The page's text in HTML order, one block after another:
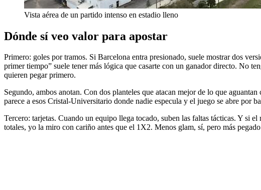
Vista aérea de un partido intenso en estadio lleno
Dónde sí veo valor para apostar
Primero: goles por tramos. Si Barcelona entra presionado, suele mostrar dos
primer tiempo” suele tener más lógica que casarte con un ganador directo. No
quieren pegar primero.
Segundo, ambos anotan. Con dos planteles que atacan mejor de lo que
parece a esos Cristal-Universitario donde nadie especula y el juego se abre por
Tercero: tarjetas. Cuando un equipo llega tocado, suben las faltas tácticas. Y si
totales, yo la miro con cariño antes que el 1X2. Menos glam, sí, pero más